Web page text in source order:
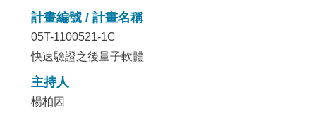
計畫編號 / 計畫名稱
05T-1100521-1C
快速驗證之後量子軟體
主持人
楊柏因